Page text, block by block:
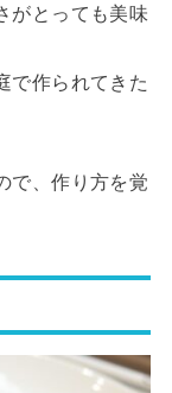
がとっても美味
で作られてきた
で、作り方を覚